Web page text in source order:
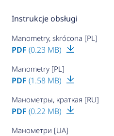
Instrukcje obsługi
Manometry, skrócona [PL]
PDF (0.23 MB)
Manometry [PL]
PDF (1.58 MB)
Манометры, краткая [RU]
PDF (0.22 MB)
Манометри [UA]